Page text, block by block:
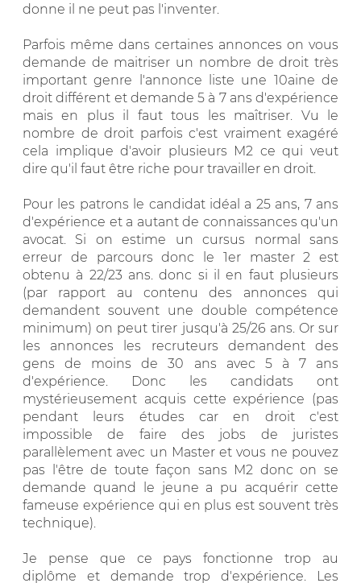
donne il ne peut pas l'inventer.
Parfois même dans certaines annonces on vous
demande de maitriser un nombre de droit très
important genre l'annonce liste une 10aine de
droit différent et demande 5 à 7 ans d'expérience
mais en plus il faut tous les maîtriser. Vu le
nombre de droit parfois c'est vraiment exagéré
cela implique d'avoir plusieurs M2 ce qui veut
dire qu'il faut être riche pour travailler en droit.
Pour les patrons le candidat idéal a 25 ans, 7 ans
d'expérience et a autant de connaissances qu'un
avocat. Si on estime un cursus normal sans
erreur de parcours donc le 1er master 2 est
obtenu à 22/23 ans. donc si il en faut plusieurs
(par rapport au contenu des annonces qui
demandent souvent une double compétence
minimum) on peut tirer jusqu'à 25/26 ans. Or sur
les annonces les recruteurs demandent des
gens de moins de 30 ans avec 5 à 7 ans
d'expérience. Donc les candidats ont
mystérieusement acquis cette expérience (pas
pendant leurs études car en droit c'est
impossible de faire des jobs de juristes
parallèlement avec un Master et vous ne pouvez
pas l'être de toute façon sans M2 donc on se
demande quand le jeune a pu acquérir cette
fameuse expérience qui en plus est souvent très
technique).
Je pense que ce pays fonctionne trop au
diplôme et demande trop d'expérience. Les